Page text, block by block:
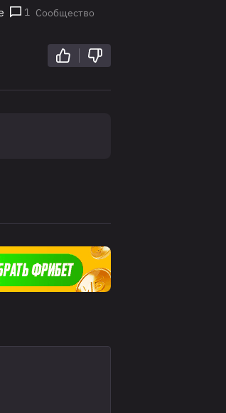
1 Сообщество